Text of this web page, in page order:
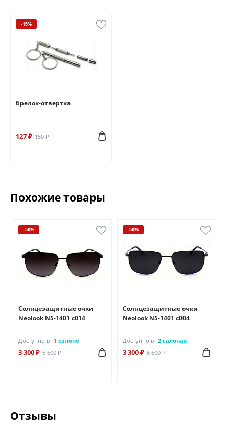
-15%
Брелок-отвертка
127 ₽ 150 ₽
Похожие товары
-50%
Солнцезащитные очки
Neolook NS-1401 с014
Доступно в 1 салоне
3 300 ₽ 6 600 ₽
-50%
Солнцезащитные очки
Neolook NS-1401 с004
Доступно в 2 салонах
3 300 ₽ 6 600 ₽
Отзывы